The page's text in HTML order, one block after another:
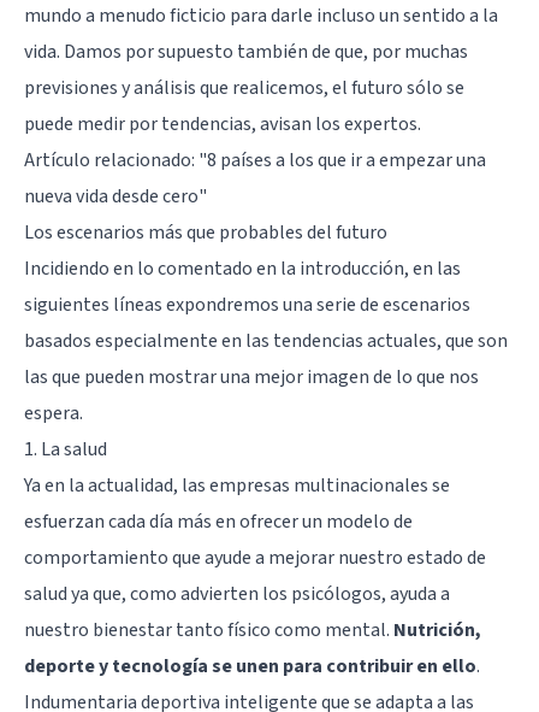
mundo a menudo ficticio para darle incluso un sentido a la
vida. Damos por supuesto también de que, por muchas
previsiones y análisis que realicemos, el futuro sólo se
puede medir por tendencias, avisan los expertos.
Artículo relacionado: "8 países a los que ir a empezar una
nueva vida desde cero"
Los escenarios más que probables del futuro
Incidiendo en lo comentado en la introducción, en las
siguientes líneas expondremos una serie de escenarios
basados especialmente en las tendencias actuales, que son
las que pueden mostrar una mejor imagen de lo que nos
espera.
1. La salud
Ya en la actualidad, las empresas multinacionales se
esfuerzan cada día más en ofrecer un modelo de
comportamiento que ayude a mejorar nuestro estado de
salud ya que, como advierten los psicólogos, ayuda a
nuestro bienestar tanto físico como mental. Nutrición,
deporte y tecnología se unen para contribuir en ello.
Indumentaria deportiva inteligente que se adapta a las